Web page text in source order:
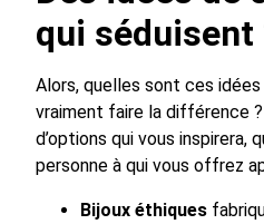
qui séduisent
Alors, quelles sont ces
vraiment faire la différence
d’options qui vous inspirera,
personne à qui vous offrez
Bijoux éthiques